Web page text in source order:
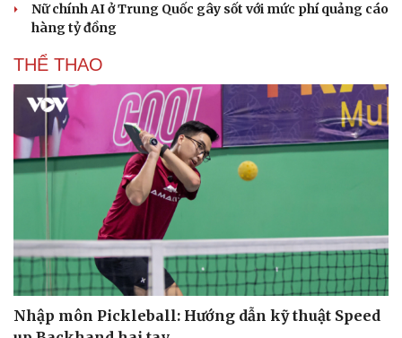
Nữ chính AI ở Trung Quốc gây sốt với mức phí quảng cáo
hàng tỷ đồng
THỂ THAO
Nhập môn Pickleball: Hướng dẫn kỹ thuật Speed